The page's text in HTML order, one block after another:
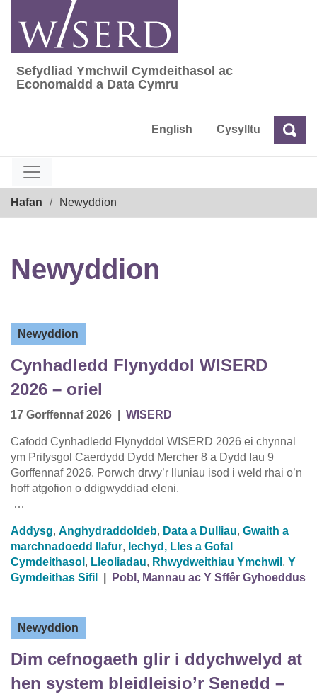
content
Sefydliad Ymchwil Cymdeithasol ac
Sefydliad Ymchwil Cymdeithasol ac
Economaidd a Data Cymru
English Cysylltu Chwilio
Hafan Newyddion
Newyddion
Newyddion
Cynhadledd Flynyddol WISERD
2026 – oriel
17 Gorffennaf 2026 WISERD
Cafodd Cynhadledd Flynyddol WISERD 2026 ei chynnal
ym Prifysgol Caerdydd Dydd Mercher 8 a Dydd Iau 9
Gorffennaf 2026. Porwch drwy’r lluniau isod i weld rhai o’n
hoff atgofion o ddigwyddiad eleni.
…
Addysg, Anghydraddoldeb, Data a Dulliau, Gwaith a
marchnadoedd llafur, Iechyd, Lles a Gofal
Cymdeithasol , Lleoliadau, Rhwydweithiau Ymchwil , Y
Gymdeithas Sifil
Pobl, Mannau ac Y Sffêr Gyhoeddus
Newyddion
Dim cefnogaeth glir i ddychwelyd at
hen system bleidleisio’r Senedd –